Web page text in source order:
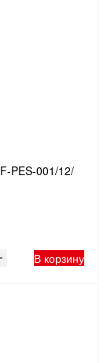
PES-001/12/
В корзину